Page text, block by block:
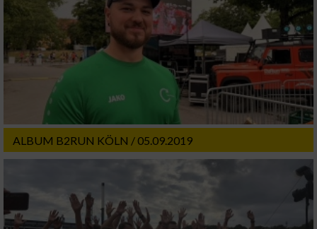
ALBUM B2RUN KÖLN / 05.09.2019